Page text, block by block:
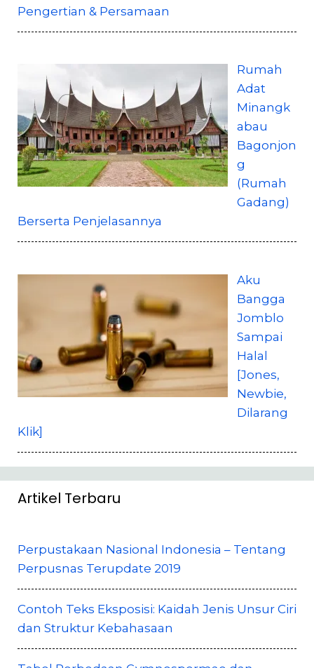
Pengertian & Persamaan
Rumah
Adat
Minangk
abau
Bagonjon
g
(Rumah
Gadang)
Berserta Penjelasannya
Aku
Bangga
Jomblo
Sampai
Halal
[Jones,
Newbie,
Dilarang
Klik]
Artikel Terbaru
Perpustakaan Nasional Indonesia – Tentang
Perpusnas Terupdate 2019
Contoh Teks Eksposisi: Kaidah Jenis Unsur Ciri
dan Struktur Kebahasaan